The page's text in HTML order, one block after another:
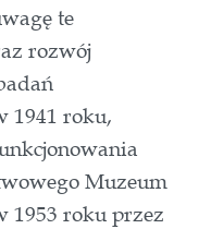
te
rozwój
1941 roku,
Muzeum
1953 roku przez